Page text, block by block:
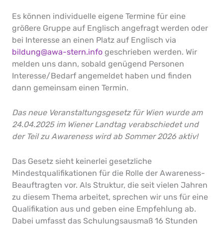
Es können individuelle eigene Termine für eine
größere Gruppe auf Englisch angefragt werden oder
bei Interesse an einen Platz auf Englisch via
bildung@awa-stern.info geschrieben werden. Wir
melden uns dann, sobald genügend Personen
Interesse/Bedarf angemeldet haben und finden
dann gemeinsam einen Termin.
Das neue Veranstaltungsgesetz für Wien wurde am
24.04.2025 im Wiener Landtag verabschiedet und
der Teil zu Awareness wird ab Sommer 2026 aktiv!
Das Gesetz sieht keinerlei gesetzliche
Mindestqualifikationen für die Rolle der Awareness-
Beauftragten vor. Als Struktur, die seit vielen Jahren
zu diesem Thema arbeitet, sprechen wir uns für eine
Qualifikation aus und geben eine Empfehlung ab.
Dabei umfasst das Schulungsausmaß 16 Stunden